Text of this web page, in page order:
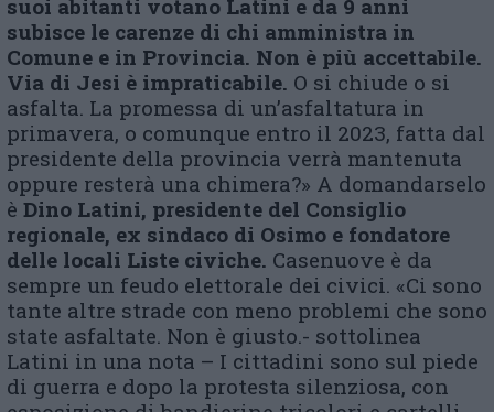
suoi abitanti votano Latini e da 9 anni
subisce le carenze di chi amministra in
Comune e in Provincia. Non è più accettabile.
Via di Jesi è impraticabile. O si chiude o si
asfalta. La promessa di un’asfaltatura in
primavera, o comunque entro il 2023, fatta dal
presidente della provincia verrà mantenuta
oppure resterà una chimera?» A domandarselo
è Dino Latini, presidente del Consiglio
regionale, ex sindaco di Osimo e fondatore
delle locali Liste civiche. Casenuove è da
sempre un feudo elettorale dei civici. «Ci sono
tante altre strade con meno problemi che sono
state asfaltate. Non è giusto.- sottolinea
Latini in una nota – I cittadini sono sul piede
di guerra e dopo la protesta silenziosa, con